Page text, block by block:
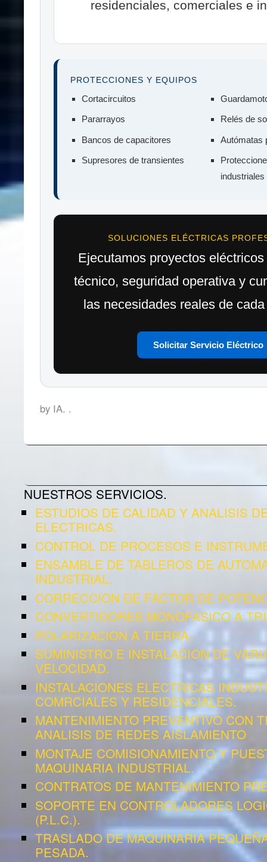
residenciales, comerciales e
PROTECCIONES Y EQUIPOS
Cortacircuitos
Pararrayos
Bancos de capacitores
Supresores de transientes
Relés de
Autómatas
industriales
SOLUCIONES ELÉCTRICAS
Ejecutamos proyectos
técnico, seguridad operativa y
las necesidades reales de
Solicitar Servicio Eléctrico
by IA. .
NUESTROS SERVICIOS.
ESTUDIOS DE CALIDAD Y ANALISIS
ELECTRICAS.
CONTROL DE PROCESOS E
ENSAMBLE DE TABLEROS DE
INDUSTRIAL.
CORRECCION DE FACTOR DE
CONVERTIDORES MONOFASICO A
POLARIZACION A TIERRA.
SUMINISTRO E INSTALACION DE
VELOCIDAD.
INSTALACIONES ELECTRICAS
COMRCIALES Y RESIDENCIALES.
MANTENIMIENTO PREVENTIVO CON
ANALISIS DE REDES AISLAMIENTO
MONTAJE COMISIONAMIENTO Y
MAQUINARIA INDUSTRIAL.
CONTRATOS DE MANTENIMIENTO
SOPORTE EN CONTROLADORES
(P.L.C.).
TRASLADO DE MAQUINARIA
PESADA.